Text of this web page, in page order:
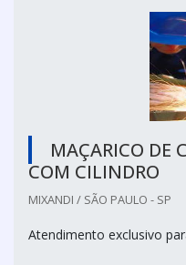
MAÇARICO DE
COM CILINDRO
MIXANDI / SÃO PAULO - SP
Atendimento exclusivo